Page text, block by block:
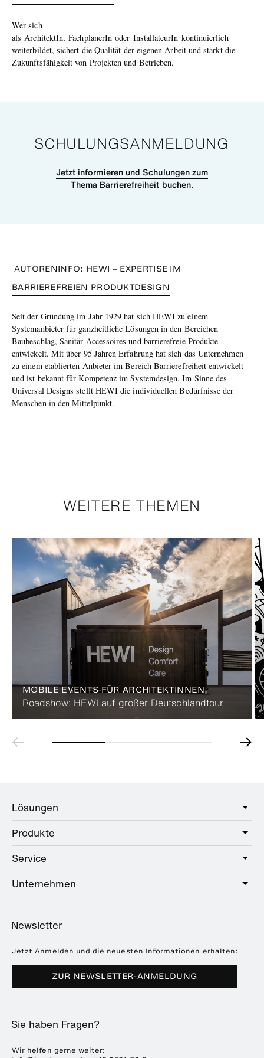
Wer sich
als ArchitektIn, FachplanerIn oder InstallateurIn kontinuierlich
weiterbildet, sichert die Qualität der eigenen Arbeit und stärkt die
Zukunftsfähigkeit von Projekten und Betrieben.
SCHULUNGSANMELDUNG
Jetzt informieren und Schulungen zum
Thema Barrierefreiheit buchen.
AUTORENINFO: HEWI – EXPERTISE IM
BARRIEREFREIEN PRODUKTDESIGN
Seit der Gründung im Jahr 1929 hat sich HEWI zu einem
Systemanbieter für ganzheitliche Lösungen in den Bereichen
Baubeschlag, Sanitär-Accessoires und barrierefreie Produkte
entwickelt. Mit über 95 Jahren Erfahrung hat sich das Unternehmen
zu einem etablierten Anbieter im Bereich Barrierefreiheit entwickelt
und ist bekannt für Kompetenz im Systemdesign. Im Sinne des
Universal Designs stellt HEWI die individuellen Bedürfnisse der
Menschen in den Mittelpunkt.
WEITERE THEMEN
MOBILE EVENTS FÜR ARCHITEKTINNEN
Roadshow: HEWI auf großer Deutschlandtour
Lösungen
Care
Public
Hotel
Produkte
Sanitär
Beschläge
Händlersuche
Service
Serviceangebot
Seminare
Broschüren & Kataloge
Downloads
Häufig gestellte Fragen
Unternehmen
Referenzen
Presse
Messetermine
Nachhaltigkeit
Kunststofftechnik
ENTRO
Newsletter
Jetzt Anmelden und die neuesten Informationen erhalten:
ZUR NEWSLETTER-ANMELDUNG
Sie haben Fragen?
Wir helfen gerne weiter: